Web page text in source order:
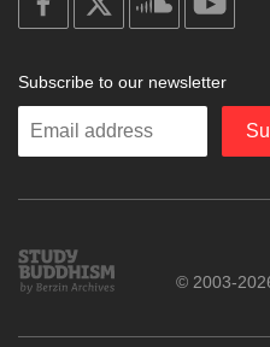
facebook
soundcloud
Subscribe to our newsletter
Enter
Study
Buddhism
© 2003-